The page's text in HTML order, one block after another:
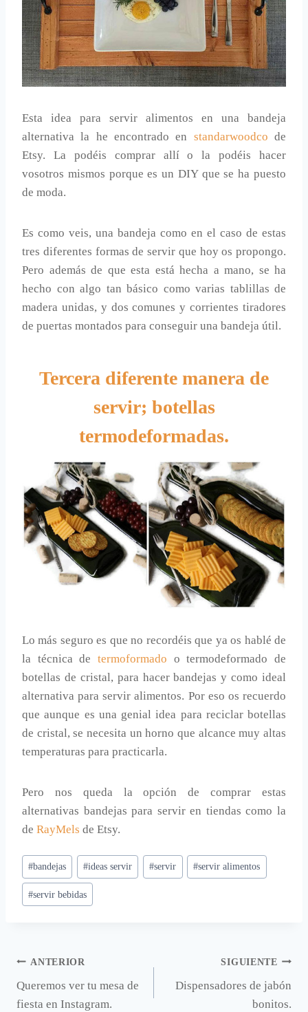
Esta idea para servir alimentos en una bandeja
alternativa la he encontrado en standarwoodco de
Etsy. La podéis comprar allí o la podéis hacer
vosotros mismos porque es un DIY que se ha puesto
de moda.
Es como veis, una bandeja como en el caso de estas
tres diferentes formas de servir que hoy os propongo.
Pero además de que esta está hecha a mano, se ha
hecho con algo tan básico como varias tablillas de
madera unidas, y dos comunes y corrientes tiradores
de puertas montados para conseguir una bandeja útil.
Tercera diferente manera de
servir; botellas
termodeformadas.
Lo más seguro es que no recordéis que ya os hablé de
la técnica de termoformado o termodeformado de
botellas de cristal, para hacer bandejas y como ideal
alternativa para servir alimentos. Por eso os recuerdo
que aunque es una genial idea para reciclar botellas
de cristal, se necesita un horno que alcance muy altas
temperaturas para practicarla.
Pero nos queda la opción de comprar estas
alternativas bandejas para servir en tiendas como la
de RayMels de Etsy.
Etiquetas
de
la
#bandejas #ideas servir #servir #servir alimentos
#servir bebidas
Navegación
de
ANTERIOR
Queremos ver tu mesa de
fiesta en Instagram.
SIGUIENTE
Dispensadores de jabón
bonitos.